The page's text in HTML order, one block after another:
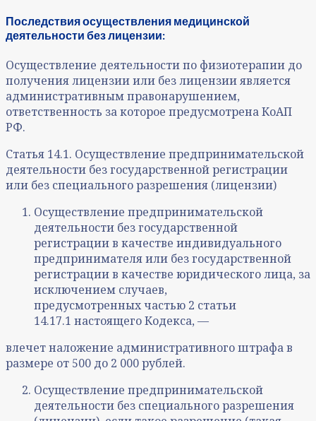
Последствия осуществления медицинской
деятельности без лицензии:
Осуществление деятельности по физиотерапии до
получения лицензии или без лицензии является
административным правонарушением,
ответственность за которое предусмотрена КоАП
РФ.
Статья 14.1. Осуществление предпринимательской
деятельности без государственной регистрации
или без специального разрешения (лицензии)
Осуществление предпринимательской
деятельности без государственной
регистрации в качестве индивидуального
предпринимателя или без государственной
регистрации в качестве юридического лица, за
исключением случаев,
предусмотренных частью 2 статьи
14.17.1 настоящего Кодекса, —
влечет наложение административного штрафа в
размере от 500 до 2 000 рублей.
Осуществление предпринимательской
деятельности без специального разрешения